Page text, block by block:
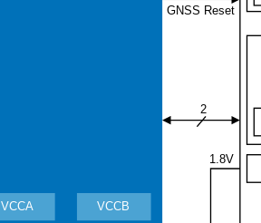
GNSS Reset
1.8V
2
VCCA VCCB